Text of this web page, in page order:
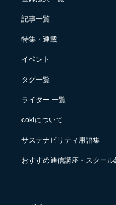
記事一覧
特集・連載
イベント
タグ一覧
ライター 一覧
cokiについて
サステナビリティ用語集
おすすめ通信講座・スクー